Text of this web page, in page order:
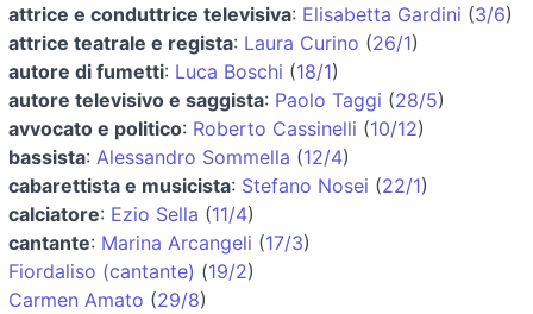
attrice e conduttrice televisiva: Elisabetta Gardini (3/6)
attrice teatrale e regista: Laura Curino (26/1)
autore di fumetti: Luca Boschi (18/1)
autore televisivo e saggista: Paolo Taggi (28/5)
avvocato e politico: Roberto Cassinelli (10/12)
bassista: Alessandro Sommella (12/4)
cabarettista e musicista: Stefano Nosei (22/1)
calciatore: Ezio Sella (11/4)
cantante: Marina Arcangeli (17/3)
Fiordaliso (cantante) (19/2)
Carmen Amato (29/8)